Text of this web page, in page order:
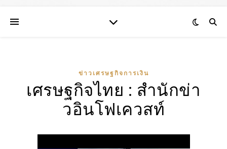
ข่าวเศรษฐกิจการเงิน
เศรษฐกิจไทย : สำนักข่า
วอินโฟเควสท์